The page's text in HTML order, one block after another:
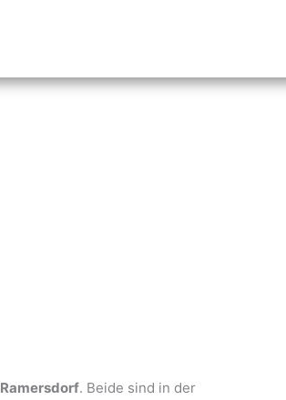
Ramersdorf. Beide sind in der